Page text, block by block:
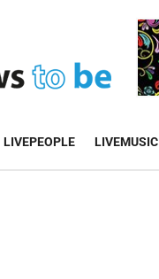
LIVEPEOPLE LIVEMUSIC